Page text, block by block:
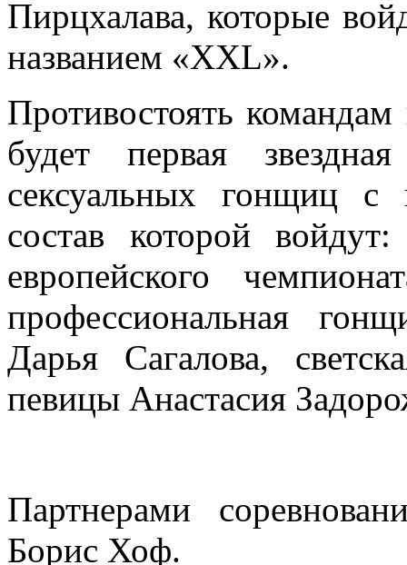
Пирцхалава, которые
названием «XXL».
Противостоять
будет первая
сексуальных гонщиц
состав которой
европейского
профессиональная
Дарья Сагалова,
певицы Анастасия
Партнерами
Борис Хоф.